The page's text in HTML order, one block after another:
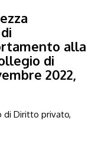
alla
di
2022,
di Diritto privato,